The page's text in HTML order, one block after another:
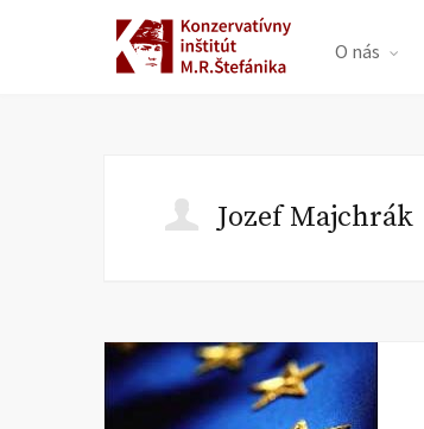
O nás
Jozef Majchrák